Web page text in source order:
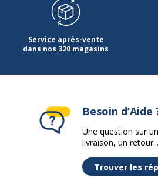
Service après-vente
dans nos 320 magasins
Besoin d’Aide
Une question sur
livraison, un retour...
Trouver les